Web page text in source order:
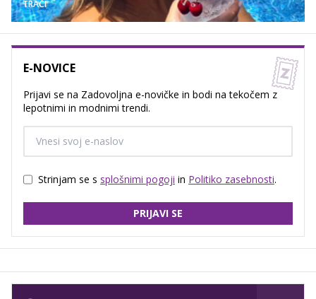
TRAČI
E-NOVICE
Prijavi se na Zadovoljna e-novičke in bodi na tekočem z
lepotnimi in modnimi trendi.
Strinjam se s splošnimi pogoji in Politiko zasebnosti.
PRIJAVI SE